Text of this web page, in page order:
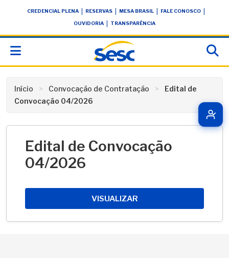
conteúdoCREDENCIAL PLENA RESERVAS MESA BRASIL FALE CONOSCO
OUVIDORIA TRANSPARÊNCIA
Início Convocação de Contratação
Edital de
Convocação 04/2026
Edital de Convocação
04/2026
VISUALIZAR